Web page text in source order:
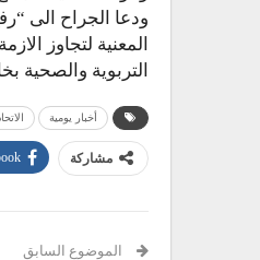
ودعا الجراح الى
المعنية لتجاوز
التربوية والصحية
أخبار يومية
مشاركة
الموضوع السابق